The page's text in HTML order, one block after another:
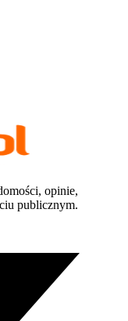
opinie,
publicznym.